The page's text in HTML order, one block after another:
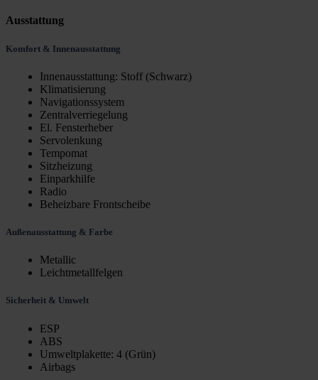
Ausstattung
Komfort & Innenausstattung
Innenausstattung: Stoff (Schwarz)
Klimatisierung
Navigationssystem
Zentralverriegelung
El. Fensterheber
Servolenkung
Tempomat
Sitzheizung
Einparkhilfe
Radio
Beheizbare Frontscheibe
Außenausstattung & Farbe
Metallic
Leichtmetallfelgen
Sicherheit & Umwelt
ESP
ABS
Umweltplakette: 4 (Grün)
Airbags